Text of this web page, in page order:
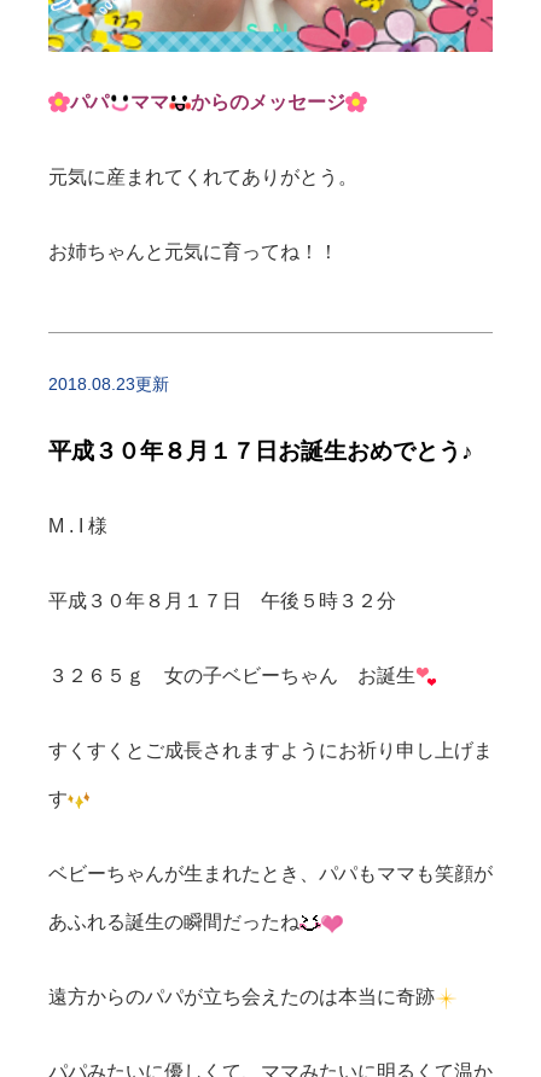
パパ ママ からのメッセージ
元気に産まれてくれてありがとう。
お姉ちゃんと元気に育ってね！！
2018.08.23更新
平成３０年８月１７日お誕生おめでとう♪
M . I 様
平成３０年８月１７日 午後５時３２分
３２６５ｇ 女の子ベビーちゃん お誕生
すくすくとご成長されますようにお祈り申し上げま
す
ベビーちゃんが生まれたとき、パパもママも笑顔が
あふれる誕生の瞬間だったね
遠方からのパパが立ち会えたのは本当に奇跡
パパみたいに優しくて、ママみたいに明るくて温か